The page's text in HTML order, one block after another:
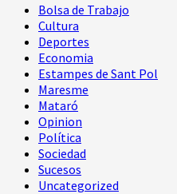
Bolsa de Trabajo
Cultura
Deportes
Economia
Estampes de Sant Pol
Maresme
Mataró
Opinion
Política
Sociedad
Sucesos
Uncategorized